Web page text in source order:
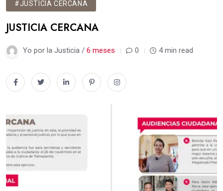
#JUSTICIA CERCANA
JUSTICIA CERCANA
Yo por la Justicia / 6 meses 0 4 min read